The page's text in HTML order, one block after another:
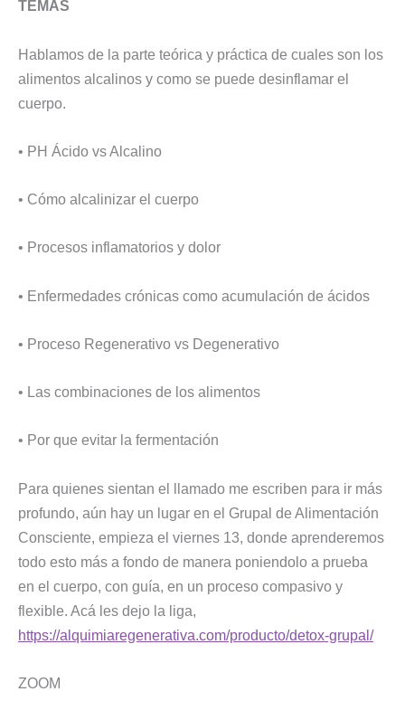
TEMAS
Hablamos de la parte teórica y práctica de cuales son los
alimentos alcalinos y como se puede desinflamar el
cuerpo.
• PH Ácido vs Alcalino
• Cómo alcalinizar el cuerpo
• Procesos inflamatorios y dolor
• Enfermedades crónicas como acumulación de ácidos
• Proceso Regenerativo vs Degenerativo
• Las combinaciones de los alimentos
• Por que evitar la fermentación
Para quienes sientan el llamado me escriben para ir más
profundo, aún hay un lugar en el Grupal de Alimentación
Consciente, empieza el viernes 13, donde aprenderemos
todo esto más a fondo de manera poniendolo a prueba
en el cuerpo, con guía, en un proceso compasivo y
flexible. Acá les dejo la liga,
https://alquimiaregenerativa.com/producto/detox-grupal/
ZOOM